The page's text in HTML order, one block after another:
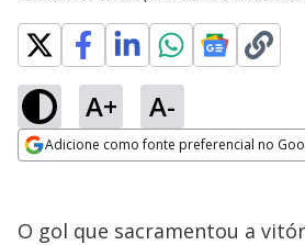
A+ A-
Adicione como fonte preferencial no
O gol que sacramentou a